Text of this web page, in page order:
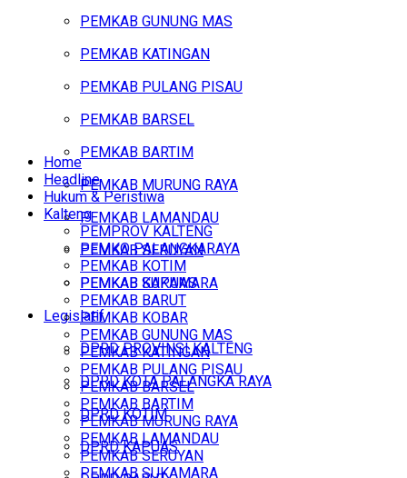
PEMKAB GUNUNG MAS
PEMKAB KATINGAN
PEMKAB PULANG PISAU
PEMKAB BARSEL
PEMKAB BARTIM
PEMKAB MURUNG RAYA
PEMKAB LAMANDAU
PEMKAB SERUYAN
PEMKAB SUKAMARA
Legislatif
DPRD PROVINSI KALTENG
DPRD KOTA PALANGKA RAYA
DPRD KOTIM
DPRD KAPUAS
Home
Headline
Hukum & Peristiwa
Kalteng
PEMPROV KALTENG
PEMKO PALANGKARAYA
PEMKAB KOTIM
PEMKAB KAPUAS
PEMKAB BARUT
PEMKAB KOBAR
PEMKAB GUNUNG MAS
PEMKAB KATINGAN
PEMKAB PULANG PISAU
PEMKAB BARSEL
PEMKAB BARTIM
PEMKAB MURUNG RAYA
PEMKAB LAMANDAU
PEMKAB SERUYAN
PEMKAB SUKAMARA